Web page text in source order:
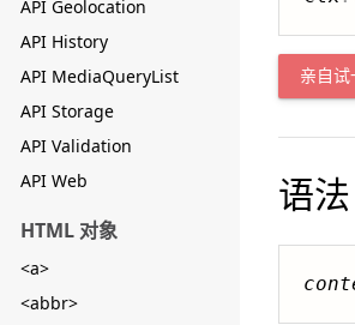
API Geolocation
API History
API MediaQueryList
API Storage
API Validation
API Web
HTML 对象
<a>
<abbr>
亲自试
语法